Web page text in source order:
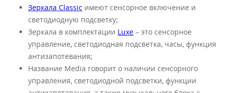
Зеркала Classic имеют сенсорное включение и
светодиодную подсветку;
Зеркала в комплектации Luxe – это сенсорное
управление, светодиодная подсветка, часы, функция
антизапотевания;
Название Media говорит о наличии сенсорного
управления, светодиодной подсветки, функции